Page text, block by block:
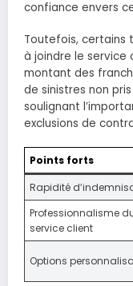
confiance envers
Toutefois, certains
à joindre le service
montant des
de sinistres non
soulignant
exclusions de
Points forts
Rapidité
Professionnalisme
service client
Options